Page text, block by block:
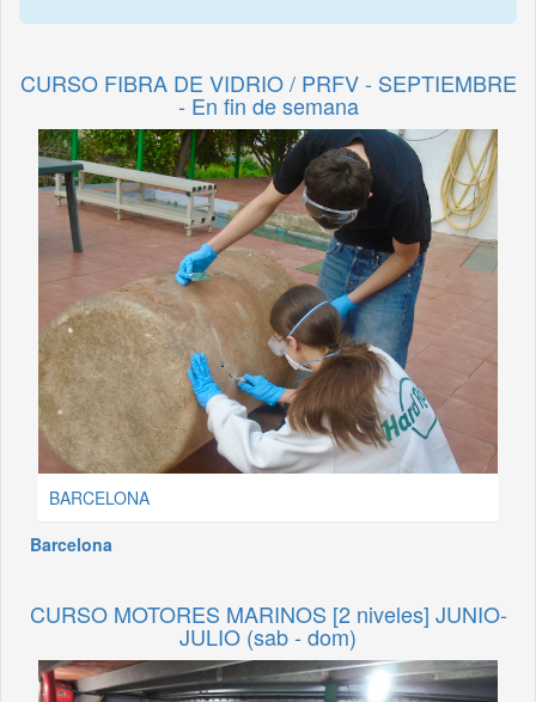
CURSO FIBRA DE VIDRIO / PRFV - SEPTIEMBRE
- En fin de semana
BARCELONA
Barcelona
CURSO MOTORES MARINOS [2 niveles] JUNIO-
JULIO (sab - dom)